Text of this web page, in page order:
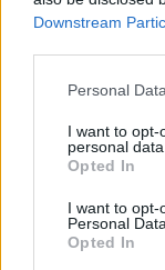
Downstream
Personal
I want to opt-
personal data.
Opted In
I want to opt-
Personal Data.
Opted In
32 laipsnių
Žinios | Orai
Nufilmavo, kaip
vaizdas pribloškia